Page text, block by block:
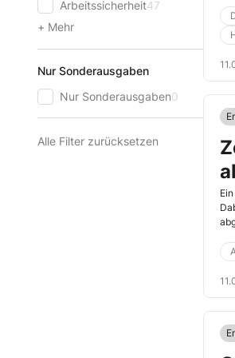
Arbeitssicherheit47
+ Mehr
Nur Sonderausgaben
Nur Sonderausgaben0
Alle Filter zurücksetzen